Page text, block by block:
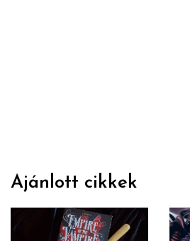
Ajánlott cikkek